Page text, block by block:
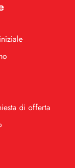
di offerta